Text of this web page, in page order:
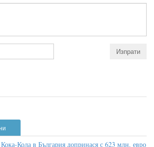
Кола в България допринася с 623 млн. евро